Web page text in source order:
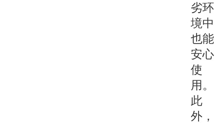
劣环
境中
也能
安心
使
用。
此
外，